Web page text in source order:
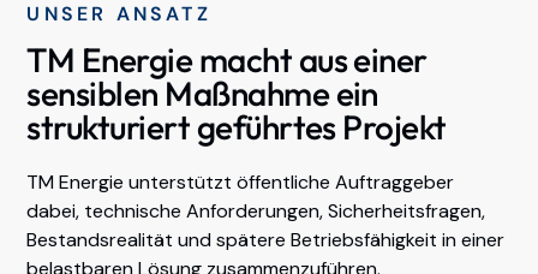
UNSER ANSATZ
TM Energie macht aus einer
sensiblen Maßnahme ein
strukturiert geführtes Projekt
TM Energie unterstützt öffentliche Auftraggeber
dabei, technische Anforderungen, Sicherheitsfragen,
Bestandsrealität und spätere Betriebsfähigkeit in einer
belastbaren Lösung zusammenzuführen.